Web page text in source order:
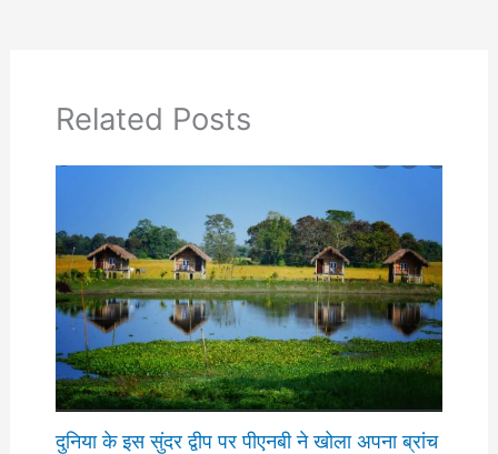
Related Posts
दुनिया के इस सुंदर द्वीप पर पीएनबी ने खोला अपना ब्रांच